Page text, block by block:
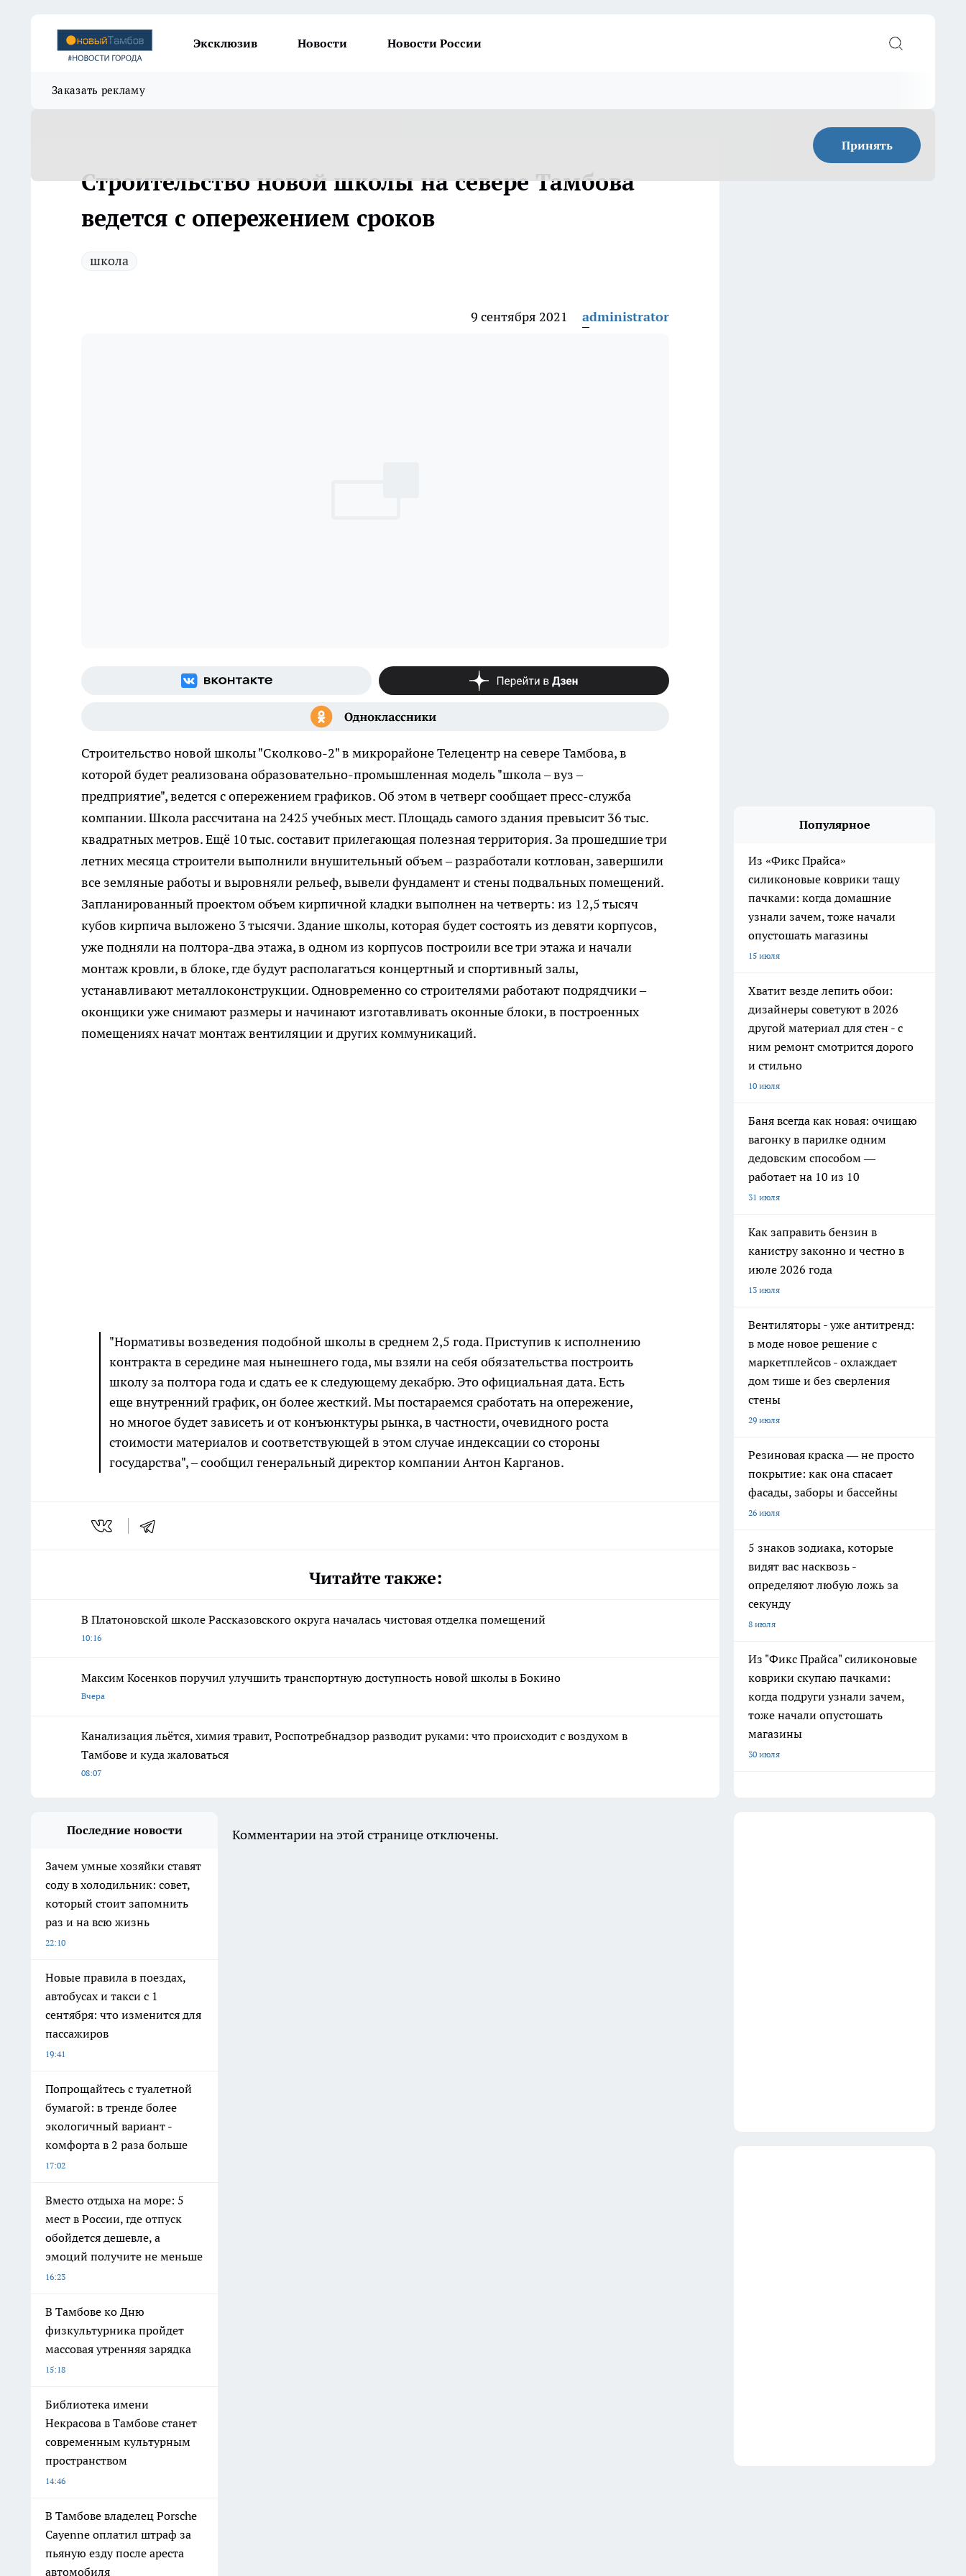
Эксклюзив Новости Новости России
Заказать рекламу
Принять
Строительство новой школы на севере Тамбова
ведется с опережением сроков
школа
9 сентября 2021 administrator
Строительство новой школы "Сколково-2" в микрорайоне Телецентр на севере Тамбова, в
которой будет реализована образовательно-промышленная модель "школа – вуз –
предприятие", ведется с опережением графиков. Об этом в четверг сообщает пресс-служба
компании. Школа рассчитана на 2425 учебных мест. Площадь самого здания превысит 36 тыс.
квадратных метров. Ещё 10 тыс. составит прилегающая полезная территория. За прошедшие три
летних месяца строители выполнили внушительный объем – разработали котлован, завершили
все земляные работы и выровняли рельеф, вывели фундамент и стены подвальных помещений.
Запланированный проектом объем кирпичной кладки выполнен на четверть: из 12,5 тысяч
кубов кирпича выложено 3 тысячи. Здание школы, которая будет состоять из девяти корпусов,
уже подняли на полтора-два этажа, в одном из корпусов построили все три этажа и начали
монтаж кровли, в блоке, где будут располагаться концертный и спортивный залы,
устанавливают металлоконструкции. Одновременно со строителями работают подрядчики –
оконщики уже снимают размеры и начинают изготавливать оконные блоки, в построенных
помещениях начат монтаж вентиляции и других коммуникаций.
"Нормативы возведения подобной школы в среднем 2,5 года. Приступив к исполнению
контракта в середине мая нынешнего года, мы взяли на себя обязательства построить
школу за полтора года и сдать ее к следующему декабрю. Это официальная дата. Есть
еще внутренний график, он более жесткий. Мы постараемся сработать на опережение,
но многое будет зависеть и от конъюнктуры рынка, в частности, очевидного роста
стоимости материалов и соответствующей в этом случае индексации со стороны
государства", – сообщил генеральный директор компании Антон Карганов.
Читайте также:
В Платоновской школе Рассказовского округа началась чистовая отделка помещений
10:16
Максим Косенков поручил улучшить транспортную доступность новой школы в Бокино
Вчера
Канализация льётся, химия травит, Роспотребнадзор разводит руками: что происходит с воздухом в
Тамбове и куда жаловаться
08:07
Популярное
Из «Фикс Прайса»
силиконовые коврики тащу
пачками: когда домашние
узнали зачем, тоже начали
опустошать магазины
15 июля
Хватит везде лепить обои:
дизайнеры советуют в 2026
другой материал для стен - с
ним ремонт смотрится дорого
и стильно
10 июля
Баня всегда как новая: очищаю
вагонку в парилке одним
дедовским способом —
работает на 10 из 10
31 июля
Как заправить бензин в
канистру законно и честно в
июле 2026 года
13 июля
Вентиляторы - уже антитренд:
в моде новое решение с
маркетплейсов - охлаждает
дом тише и без сверления
стены
29 июля
Резиновая краска — не просто
покрытие: как она спасает
фасады, заборы и бассейны
26 июля
5 знаков зодиака, которые
видят вас насквозь -
определяют любую ложь за
секунду
8 июля
Из "Фикс Прайса" силиконовые
коврики скупаю пачками:
когда подруги узнали зачем,
тоже начали опустошать
магазины
30 июля
Последние новости
Зачем умные хозяйки ставят
соду в холодильник: совет,
который стоит запомнить
раз и на всю жизнь
22:10
Новые правила в поездах,
автобусах и такси с 1
сентября: что изменится для
пассажиров
19:41
Попрощайтесь с туалетной
бумагой: в тренде более
экологичный вариант -
комфорта в 2 раза больше
17:02
Вместо отдыха на море: 5
мест в России, где отпуск
обойдется дешевле, а
эмоций получите не меньше
16:23
В Тамбове ко Дню
физкультурника пройдет
массовая утренняя зарядка
15:18
Библиотека имени
Некрасова в Тамбове станет
современным культурным
пространством
14:46
В Тамбове владелец Porsche
Cayenne оплатил штраф за
пьяную езду после ареста
автомобиля
Комментарии на этой странице отключены.